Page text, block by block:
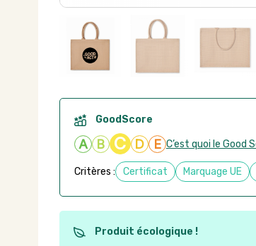
GoodScore
A B C D E C’est quoi le Good
Critères : Certificat Marquage UE
Produit écologique !